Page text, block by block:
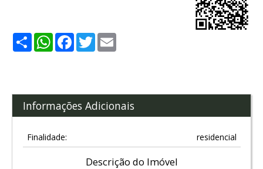
ShareWhatsApp
Facebook
Twitter
Informações Adicionais
Finalidade: residencial
Descrição do Imóvel